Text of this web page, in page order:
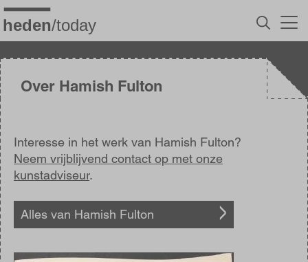
Overslaan
en
naar
inhoud
gaanOver Hamish Fulton
Interesse in het werk van Hamish Fulton?
Neem vrijblijvend contact op met onze
kunstadviseur.
Alles van Hamish Fulton